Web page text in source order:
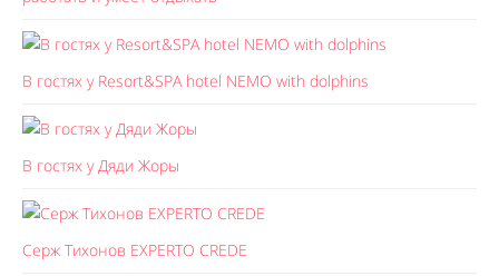
В гостях у Resort&SPA hotel NEMO with dolphins
В гостях у Дяди Жоры
Серж Тихонов EXPERTO CREDE